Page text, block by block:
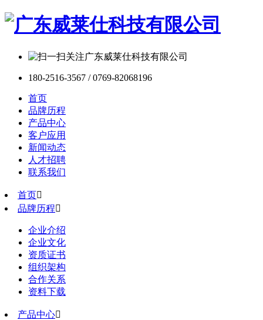
180-2516-3567 / 0769-82068196
首页
品牌历程
产品中心
客户应用
新闻动态
人才招聘
联系我们
首页
品牌历程
企业介绍
企业文化
资质证书
组织架构
合作关系
资料下载
产品中心